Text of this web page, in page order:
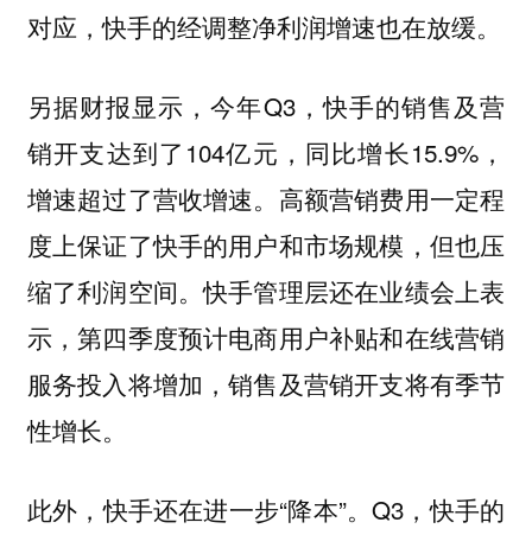
对应，快手的经调整净利润增速也在放缓。
另据财报显示，今年Q3，快手的销售及营
销开支达到了104亿元，同比增长15.9%，
增速超过了营收增速。高额营销费用一定程
度上保证了快手的用户和市场规模，但也压
缩了利润空间。快手管理层还在业绩会上表
示，第四季度预计电商用户补贴和在线营销
服务投入将增加，销售及营销开支将有季节
性增长。
此外，快手还在进一步“降本”。Q3，快手的